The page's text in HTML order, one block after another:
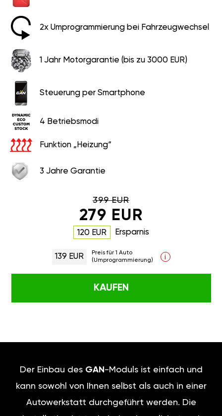
2x Umprogrammierung bei Fahrzeugwechsel
1 Jahr Motorgarantie (bis zu 3000 EUR)
Steuerung per Smartphone
4 Betriebsmodi
Funktion „Heizung“
3 Jahre Garantie
399 EUR
279 EUR
120 EUR Ersparnis
139 EUR
Preis für 1 Auto
(Umprogrammierung)
i
KAUFEN
Der Einbau des GAN -Moduls ist einfach und
kann sowohl von Ihnen selbst als auch in einer
Autowerkstatt durchgeführt werden. Die